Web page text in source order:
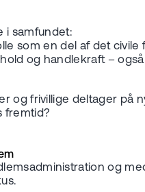
i samfundet:
som en del af det
og handlekraft –
frivillige deltager på
fremtid?
og